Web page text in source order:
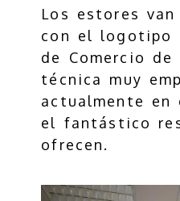
Los estores
con el logotipo
de Comercio
técnica muy
actualmente en
el fantástico
ofrecen.